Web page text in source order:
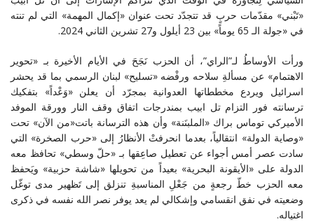
«تَبْني» مقدّمات حربٍ قد تتجدّد تحت عنوان «إكمال المهمة» التي لم تنته
في «جولة الـ 65 يوماً» بين 23 أيلول و27 تشرين الثاني 2024.
ورأت الأوساطُ لـ”الراي”، أن الحزب نَجَحَ في الأيام الأخيرة بـ «تحوير
الاهتمام» عن مسألةِ سلاحه ورفْضه «تسليح» لبنان الرسمي بما قد يحشر
اسرائيل ويردع مخططاتها العدوانية بمجرّد أن يعلن «وَعْداً» بتفكيك
ترسانته فور التزام تل ابيب بمندرجات اتفاق وقف النار وورقة الموفد
الأميركي توماس براك «الملبنَنة» وأن هذه الترسانة باتت«من الآن» تحت
«وصاية الدولة» انتقالياً، بعدما انحرفتْ الأنظارُ إلى «حرب الصخرة» التي
سادت عصر أمس أجواء عن تعطيل صاعِقها بـ «حلّ وسطي» تحافظ معه
الدولة على «الأيقونة البحرية» بعيداً من تحويلها «شاشة حزبية» ويَحفظ
معه الحزب خطّ رجعةٍ من جَعْلِ المناسبةِ تنزلق إلى تَظهير مدى توغّل
وضعيته في نفق انقسامي وإشكالي لم يعد يوفر نصر الله نفسه في ذكرى
اغتياله.